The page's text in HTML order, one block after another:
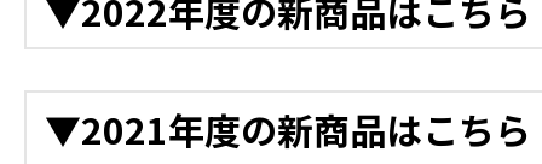
11月
電動ランマー
電動プレート
軌陸Vダンプ D-1628
軌陸バックホー
鉄道用LED投光機
▼2022年度の新商品はこちら
12月
▼2021年度の新商品はこちら